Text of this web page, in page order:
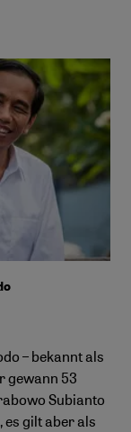
– bekannt als
gewann 53
Subianto
es gilt aber als